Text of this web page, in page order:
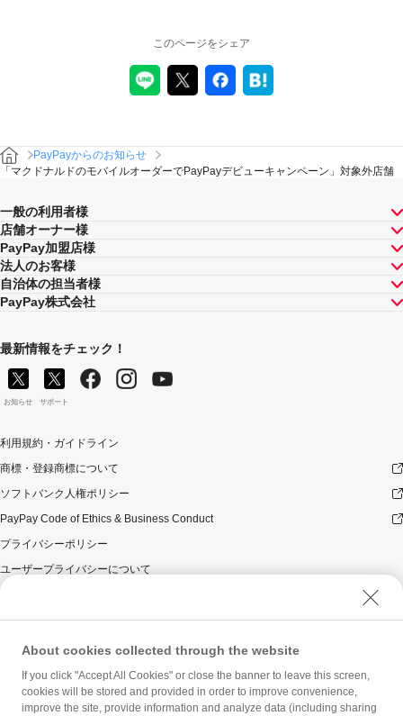
このページをシェア
PayPayからのお知らせ
「マクドナルドのモバイルオーダーでPayPayデビューキャンペーン」対象外店舗
一般の利用者様
店舗オーナー様
PayPay加盟店様
法人のお客様
自治体の担当者様
PayPay株式会社
最新情報をチェック！
お知らせ サポート
利用規約・ガイドライン
商標・登録商標について
ソフトバンク人権ポリシー
PayPay Code of Ethics & Business Conduct
プライバシーポリシー
ユーザープライバシーについて
ウェブサイト利用規約
反社会的勢力に対する方針
勧誘方針
マネロン等基本方針
About cookies collected through the website
If you click "Accept All Cookies" or close the banner to leave this screen,
cookies will be stored and provided in order to improve convenience,
improve the site, provide information and analyze data (including sharing